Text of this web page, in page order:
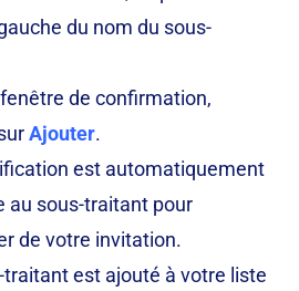
du nom du sous-
de confirmation,
Ajouter.
est automatiquement
au sous-traitant pour
de votre invitation.
traitant est ajouté à votre liste